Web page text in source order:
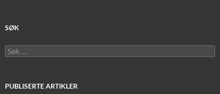
SØK
Søk
etter:
PUBLISERTE ARTIKLER